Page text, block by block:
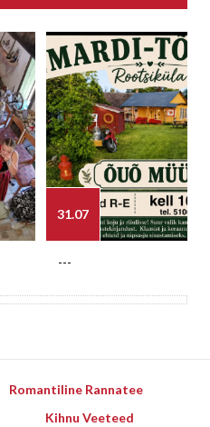
31.07
---
Romantiline Rannatee
Kihnu Veeteed